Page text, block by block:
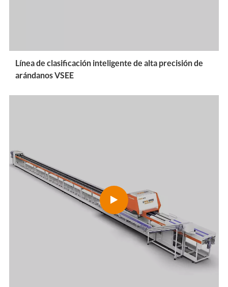
Línea de clasificación inteligente de alta precisión de
arándanos VSEE